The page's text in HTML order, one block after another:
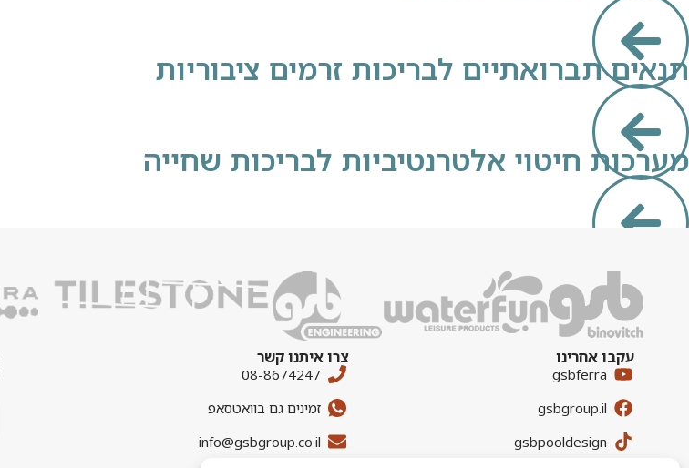
תנאים תברואתיים לבריכות זרמים ציבוריות
מערכות חיטוי אלטרנטיביות לבריכות שחייה
עקבו אחרינו
gsbferra
gsbgroup.il
gsbpooldesign
צרו איתנו קשר
08-8674247
זמינים גם בוואטסאפ
info@gsbgroup.co.il